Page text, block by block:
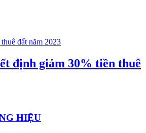
định giảm 30% tiền thuê
HIỆU